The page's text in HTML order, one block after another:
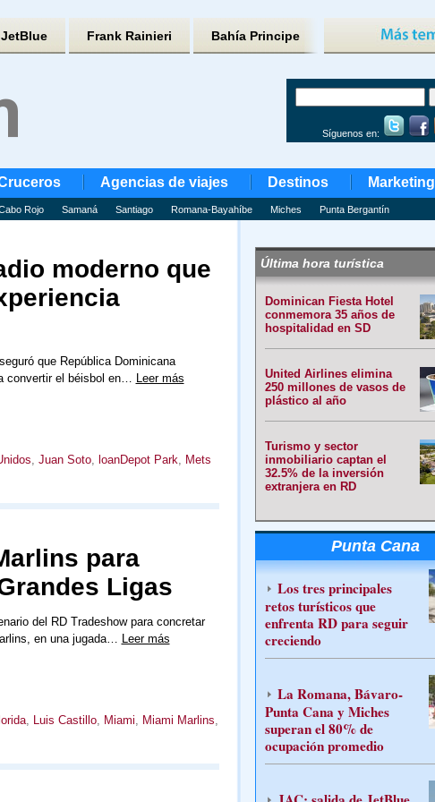
JetBlue Frank Rainieri Bahía Principe
Síguenos en:
Agencias de viajes Destinos Marketing
Rojo Samaná Santiago Romana-Bayahíbe Miches Punta Bergantín
moderno que
que República Dominicana
convertir el béisbol en… Leer más
, Juan Soto, loanDepot Park, Mets
para
Ligas
del RD Tradeshow para concretar
en una jugada… Leer más
, Luis Castillo, Miami, Miami Marlins,
Última hora turística
Dominican Fiesta Hotel
conmemora 35 años de
hospitalidad en SD
United Airlines elimina
250 millones de vasos de
plástico al año
Turismo y sector
inmobiliario captan el
32.5% de la inversión
extranjera en RD
Punta Cana
Los tres principales
retos turísticos que
enfrenta RD para seguir
creciendo
La Romana, Bávaro-
Punta Cana y Miches
superan el 80% de
ocupación promedio